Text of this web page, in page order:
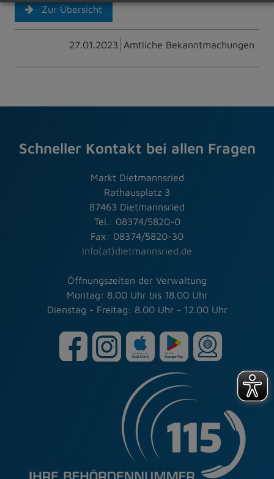
Zur Übersicht
27.01.2023 Amtliche Bekanntmachungen
Schneller Kontakt bei allen Fragen
Markt Dietmannsried
Rathausplatz 3
87463 Dietmannsried
Tel.: 08374/5820-0
Fax: 08374/5820-30
info(at)dietmannsried.de
Öffnungszeiten der Verwaltung
Montag: 8.00 Uhr bis 18.00 Uhr
Dienstag - Freitag: 8.00 Uhr - 12.00 Uhr